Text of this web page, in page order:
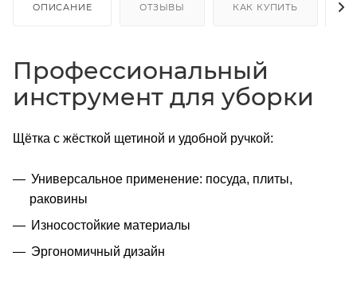
ОПИСАНИЕ ОТЗЫВЫ КАК КУПИТЬ
Профессиональный
инструмент для уборки
Щётка с жёсткой щетиной и удобной ручкой:
Универсальное применение: посуда, плиты,
раковины
Износостойкие материалы
Эргономичный дизайн